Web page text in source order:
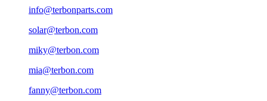
info@terbonparts.com
solar@terbon.com
miky@terbon.com
mia@terbon.com
fanny@terbon.com